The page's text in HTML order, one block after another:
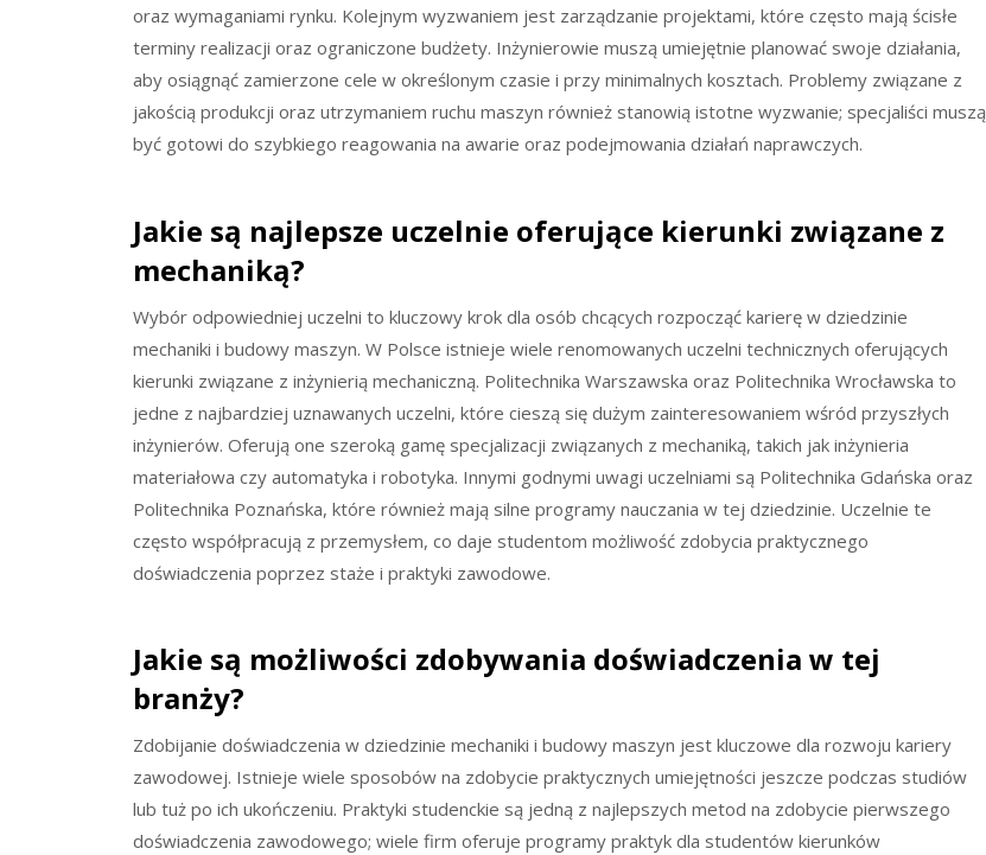
oraz wymaganiami rynku. Kolejnym wyzwaniem jest zarządzanie projektami, które często mają ścisłe
terminy realizacji oraz ograniczone budżety. Inżynierowie muszą umiejętnie planować swoje działania,
aby osiągnąć zamierzone cele w określonym czasie i przy minimalnych kosztach. Problemy związane z
jakością produkcji oraz utrzymaniem ruchu maszyn również stanowią istotne wyzwanie; specjaliści muszą
być gotowi do szybkiego reagowania na awarie oraz podejmowania działań naprawczych.
Jakie są najlepsze uczelnie oferujące kierunki związane z
mechaniką?
Wybór odpowiedniej uczelni to kluczowy krok dla osób chcących rozpocząć karierę w dziedzinie
mechaniki i budowy maszyn. W Polsce istnieje wiele renomowanych uczelni technicznych oferujących
kierunki związane z inżynierią mechaniczną. Politechnika Warszawska oraz Politechnika Wrocławska to
jedne z najbardziej uznawanych uczelni, które cieszą się dużym zainteresowaniem wśród przyszłych
inżynierów. Oferują one szeroką gamę specjalizacji związanych z mechaniką, takich jak inżynieria
materiałowa czy automatyka i robotyka. Innymi godnymi uwagi uczelniami są Politechnika Gdańska oraz
Politechnika Poznańska, które również mają silne programy nauczania w tej dziedzinie. Uczelnie te
często współpracują z przemysłem, co daje studentom możliwość zdobycia praktycznego
doświadczenia poprzez staże i praktyki zawodowe.
Jakie są możliwości zdobywania doświadczenia w tej
branży?
Zdobijanie doświadczenia w dziedzinie mechaniki i budowy maszyn jest kluczowe dla rozwoju kariery
zawodowej. Istnieje wiele sposobów na zdobycie praktycznych umiejętności jeszcze podczas studiów
lub tuż po ich ukończeniu. Praktyki studenckie są jedną z najlepszych metod na zdobycie pierwszego
doświadczenia zawodowego; wiele firm oferuje programy praktyk dla studentów kierunków